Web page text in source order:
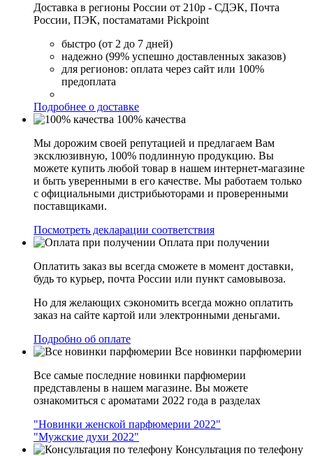
Доставка в регионы России от 210р - СДЭК, Почта
России, ПЭК, постаматами Pickpoint
быстро (от 2 до 7 дней)
надежно (99% успешно доставленных заказов)
для регионов: оплата через сайт или 100%
предоплата
Подробнее о доставке
100% качества
Мы дорожим своей репутацией и предлагаем Вам
эксклюзивную, 100% подлинную продукцию. Вы
можете купить любой товар в нашем интернет-магазине
и быть уверенными в его качестве. Мы работаем только
с официальными дистрибьюторами и проверенными
поставщиками.
Посмотреть декларации соответствия
Оплата при получении
Оплатить заказ вы всегда сможете в момент доставки,
будь то курьер, почта России или пункт самовывоза.
Но для желающих сэкономить всегда можно оплатить
заказ на сайте картой или электронными деньгами.
Подробно об оплате
Все новинки парфюмерии
Все самые последние новинки парфюмерии
представлены в нашем магазине. Вы можете
ознакомиться с ароматами 2022 года в разделах
"Новинки женской парфюмерии 2022"
"Мужские духи 2022"
Консультация по телефону